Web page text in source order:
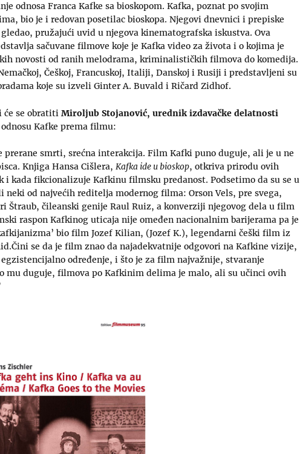
odnosa Franca Kafke sa bioskopom. Kafka, poznat po svojim
bio je i redovan posetilac bioskopa. Njegovi dnevnici i prepiske
pružajući uvid u njegova kinematografska iskustva. Ova
sačuvane filmove koje je Kafka video za života i o kojima je
novosti od ranih melodrama, kriminalističkih filmova do komedija.
Češkoj, Francuskoj, Italiji, Danskoj i Rusiji i predstavljeni su
koje su izveli Ginter A. Buvald i Ričard Zidhof.
će se obratiti Miroljub Stojanović, urednik izdavačke delatnosti
Kafke prema filmu:
smrti, srećna interakcija. Film Kafki puno duguje, ali je u ne
Knjiga Hansa Cišlera, Kafka ide u bioskop, otkriva prirodu ovih
kada fikcionalizuje Kafkinu filmsku predanost. Podsetimo da su se u
od najvećih reditelja modernog filma: Orson Vels, pre svega,
Štraub, čileanski genije Raul Ruiz, a konverziji njegovog dela u film
raspon Kafkinog uticaja nije omeđen nacionalnim barijerama pa je
bio film Jozef Kilian, (Jozef K.), legendarni češki film iz
se da je film znao da najadekvatnije odgovori na Kafkine vizije,
određenje, i što je za film najvažnije, stvaranje
mu duguje, filmova po Kafkinim delima je malo, ali su učinci ovih